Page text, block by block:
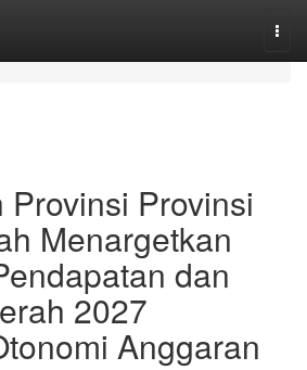
Provinsi Provinsi
Menargetkan
dan
2027
Anggaran